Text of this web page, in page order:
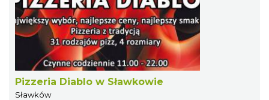
Pizzeria Diablo w Sławkowie
Sławków